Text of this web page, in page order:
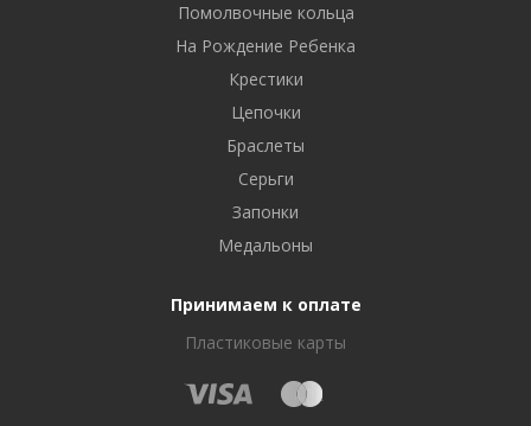
Помолвочные кольца
На Рождение Ребенка
Крестики
Цепочки
Браслеты
Серьги
Запонки
Медальоны
Принимаем к оплате
Пластиковые карты